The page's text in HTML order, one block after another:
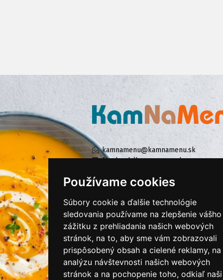
Používame cookies
Súbory cookie a ďalšie technológie
sledovania používame na zlepšenie vášho
zážitku z prehliadania našich webových
stránok, na to, aby sme vám zobrazovali
prispôsobený obsah a cielené reklamy, na
analýzu návštevnosti našich webových
stránok a na pochopenie toho, odkiaľ naši
kamnamenu@kamnamenu.sk
facebook/kamnamenu.sk
PRIHLÁSIŤ SA DO ZÁKAZNÍCKEJ ZÓNY
Všeobecné obchodné podmienky